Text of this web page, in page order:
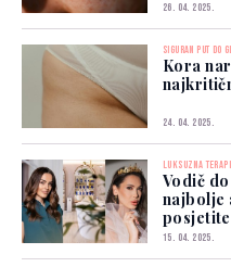
26. 04. 2025.
SIGURAN PUT DO
Kora
24. 04. 2025.
LUKSUZNA
Vodič
najbolje
15. 04. 2025.